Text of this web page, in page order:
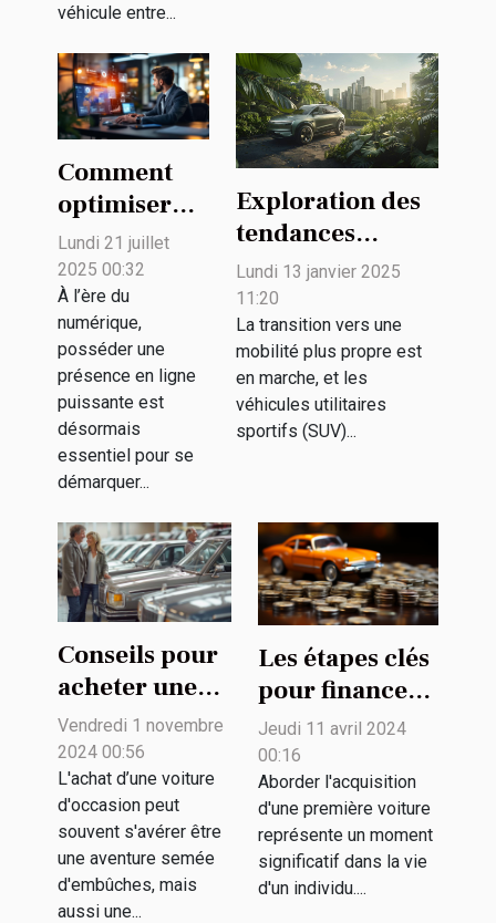
véhicule entre...
Comment
optimiser
votre
présence en
ligne grâce à
des solutions
publicitaires
innovantes ?
Lundi 21 juillet
2025 00:32
À l’ère du
numérique,
posséder une
présence en ligne
puissante est
désormais
essentiel pour se
démarquer...
Exploration des
tendances
futures des SUV
électriques et
leur impact
environnemental
Lundi 13 janvier 2025
11:20
La transition vers une
mobilité plus propre est
en marche, et les
véhicules utilitaires
sportifs (SUV)...
Conseils pour
acheter une
voiture
d'occasion en
toute sécurité
Vendredi 1 novembre
2024 00:56
L'achat d’une voiture
d'occasion peut
souvent s'avérer être
une aventure semée
d'embûches, mais
aussi une...
Les étapes clés
pour financer
intelligemment
votre première
voiture
Jeudi 11 avril 2024
00:16
Aborder l'acquisition
d'une première voiture
représente un moment
significatif dans la vie
d'un individu....